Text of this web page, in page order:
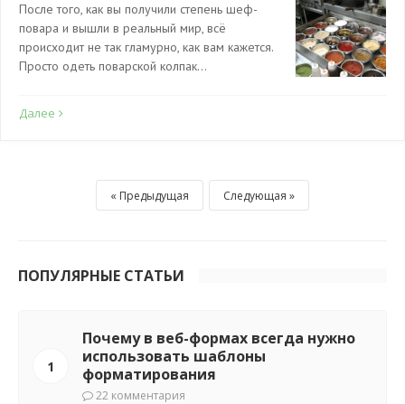
После того, как вы получили степень шеф-
повара и вышли в реальный мир, всё
происходит не так гламурно, как вам кажется.
Просто одеть поварской колпак…
Далее
Предыдущая Следующая
ПОПУЛЯРНЫЕ СТАТЬИ
1
Почему в веб-формах всегда нужно
использовать шаблоны
форматирования
22 комментария